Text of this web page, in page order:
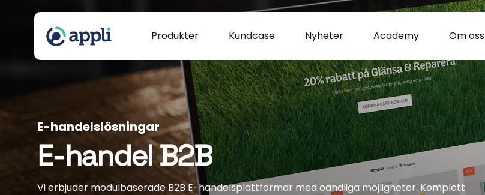
Produkter Kundcase Nyheter Academy Om oss
E-handelslösningar
E-handel B2B
Vi erbjuder modulbaserade B2B E-handelsplattformar med oändliga möjligheter. Komplett